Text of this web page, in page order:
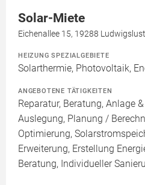
Solar-Miete
Eichenallee 15, 19288
HEIZUNG SPEZIALGEBIETE
Solarthermie, Photovoltaik,
ANGEBOTENE TÄTIGKEITEN
Reparatur, Beratung, Anlage
Auslegung, Planung /
Optimierung,
Erweiterung, Erstellung
Beratung, Individueller